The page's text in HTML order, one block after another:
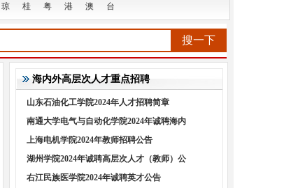
琼 桂 粤 港 澳 台
搜一下
海内外高层次人才重点招聘
山东石油化工学院2024年人才招聘简章
南通大学电气与自动化学院2024年诚聘海内
上海电机学院2024年教师招聘公告
湖州学院2024年诚聘高层次人才（教师）公
右江民族医学院2024年诚聘英才公告